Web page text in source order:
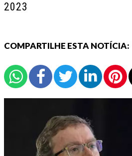
2023
COMPARTILHE ESTA NOTÍCIA: